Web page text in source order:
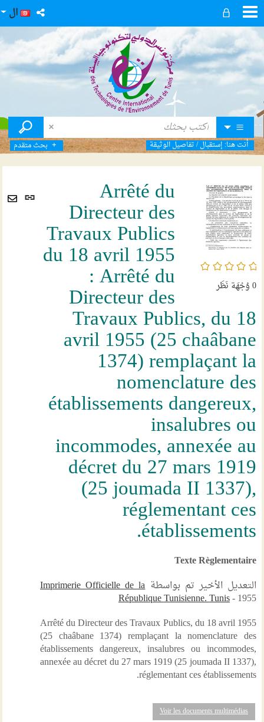
ال
بحث متقدم أنت هنا: إستقبال/تفاصيل الوثيقة
رابط
ثابت Envoyer
par
mail
/5
0وُجْهَة نَظَر
Arrêté du
Directeur des
Travaux Publics
du 18 avril 1955
: Arrêté du
Directeur des
Travaux Publics, du 18
avril 1955 (25 chaâbane
1374) remplaçant la
nomenclature des
établissements dangereux,
insalubres ou
incommodes, annexée au
décret du 27 mars 1919
(25 joumada II 1337),
réglementant ces
établissements.
Texte Règlementaire
التعديل الأخير تم بواسطةImprimerie Officielle de la
République Tunisienne. Tunis- 1955
Arrêté du Directeur des Travaux Publics, du 18 avril 1955
(25 chaâbane 1374) remplaçant la nomenclature des
établissements dangereux, insalubres ou incommodes,
annexée au décret du 27 mars 1919 (25 joumada II 1337),
réglementant ces établissements.
Voir les documents multimédias